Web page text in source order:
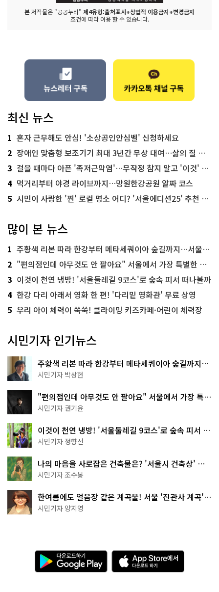
본 저작물은 "공공누리" 제4유형:출처표시+상업적 이용금지+변경금지
조건에 따라 이용 할 수 있습니다.
최신 뉴스
1 혼자 근무해도 안심! '소상공인안심벨' 신청하세요
2 장애인 맞춤형 보조기기 최대 3년간 무상 대여…삶의 질 높인다
3 걸을 때마다 아픈 '족저근막염'…무작정 참지 말고 '이것' 해보세요!
4 먹거리부터 야경 라이브까지…망원한강공원 알짜 코스
5 시민이 사랑한 '찐' 로컬 명소 어디? '서울에디션25' 추천 코스
많이 본 뉴스
1 주황색 리본 따라 한강부터 메타세쿼이아 숲길까지…서울둘레길 15코스
2 "편의점인데 아무것도 안 팔아요" 서울에서 가장 특별한 편의점의 정체
3 이것이 천연 냉방! '서울둘레길 9코스'로 숲속 피서 떠나볼까
4 한강 다리 아래서 영화 한 편! '다리밑 영화관' 무료 상영
5 우리 아이 체력이 쑥쑥! 클라이밍 키즈카페·어린이 체력장
시민기자 인기뉴스
주황색 리본 따라 한강부터 메타세쿼이아 숲길까지…
서울둘레길 15코스
시민기자 박상현
"편의점인데 아무것도 안 팔아요" 서울에서 가장 특별
한 편의점의 정체
시민기자 권기윤
이것이 천연 냉방! '서울둘레길 9코스'로 숲속 피서 떠
나볼까
시민기자 정향선
나의 마음을 사로잡은 건축물은? '서울시 건축상' 수
상작 공개!
시민기자 조수봉
한여름에도 얼음장 같은 계곡물! 서울 '진관사 계곡'이
천국이네~
시민기자 양지영
다
운
로
A
p
p